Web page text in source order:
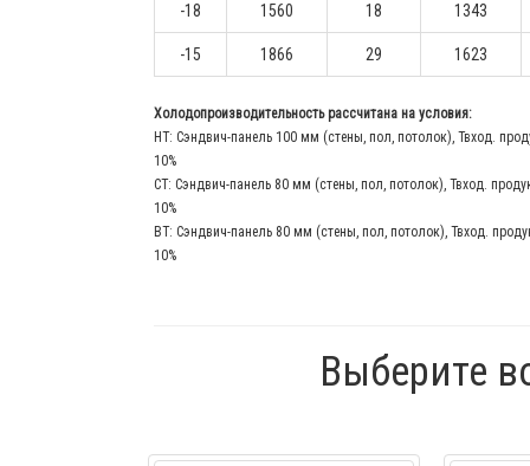
-18 1560 18 1343
-15 1866 29 1623
Холодопроизводительность рассчитана на условия:
НТ: Сэндвич-панель 100 мм (стены, пол, потолок), Твход.
10%
СТ: Сэндвич-панель 80 мм (стены, пол, потолок), Твход.
10%
ВТ: Сэндвич-панель 80 мм (стены, пол, потолок), Твход.
10%
Выберите